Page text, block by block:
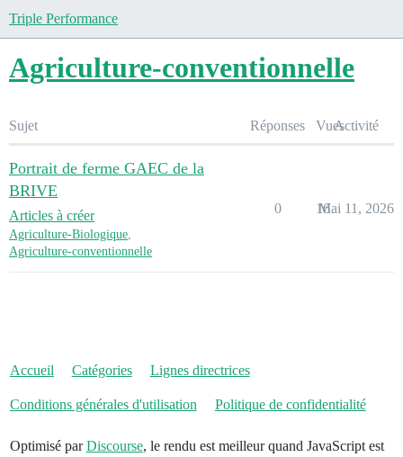
Triple Performance
Agriculture-conventionnelle
Sujet Réponses VuesActivité
Portrait de ferme GAEC de la
BRIVE
Articles à créer
Agriculture-Biologique,
Agriculture-conventionnelle
0 16
Mai 11, 2026
Accueil Catégories Lignes directrices
Conditions générales d'utilisation Politique de confidentialité
Optimisé parDiscourse, le rendu est meilleur quand JavaScript est